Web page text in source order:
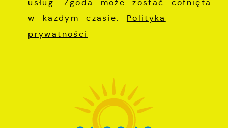
usług. Zgoda może zostać cofnięta
w każdym czasie. Polityka
prywatności